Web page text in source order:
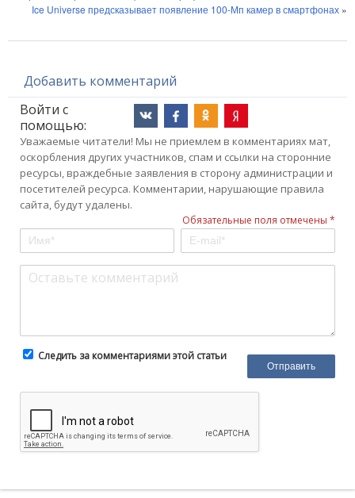
Ice Universe предсказывает появление 100-Мп камер в смартфонах »
Добавить комментарий
Войти с
помощью:
Уважаемые читатели! Мы не приемлем в комментариях мат,
оскорбления других участников, спам и ссылки на сторонние
ресурсы, враждебные заявления в сторону администрации и
посетителей ресурса. Комментарии, нарушающие правила
сайта, будут удалены.
Обязательные поля отмечены *
Следить за комментариями этой статьи